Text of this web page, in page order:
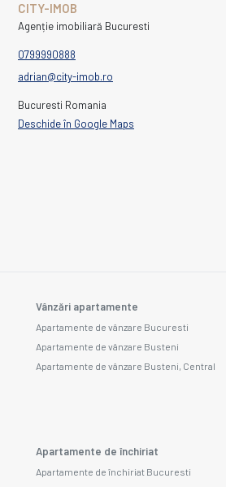
CITY-IMOB
Agenție imobiliară Bucuresti
0799990888
adrian@city-imob.ro
Bucuresti Romania
Deschide în Google Maps
Vânzări apartamente
Apartamente de vânzare Bucuresti
Apartamente de vânzare Busteni
Apartamente de vânzare Busteni, Central
Apartamente de închiriat
Apartamente de închiriat Bucuresti